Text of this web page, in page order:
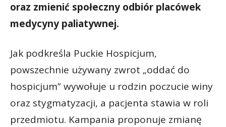
oraz zmienić społeczny odbiór placówek
medycyny paliatywnej.
Jak podkreśla Puckie Hospicjum,
powszechnie używany zwrot „oddać do
hospicjum” wywołuje u rodzin poczucie winy
oraz stygmatyzacji, a pacjenta stawia w roli
przedmiotu. Kampania proponuje zmianę